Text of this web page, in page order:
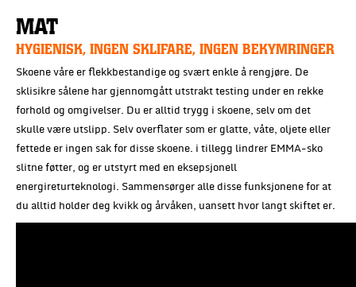
MAT
HYGIENISK, INGEN SKLIFARE, INGEN BEKYMRINGER
Skoene våre er flekkbestandige og svært enkle å rengjøre. De
sklisikre sålene har gjennomgått utstrakt testing under en rekke
forhold og omgivelser. Du er alltid trygg i skoene, selv om det
skulle være utslipp. Selv overflater som er glatte, våte, oljete eller
fettede er ingen sak for disse skoene. i tillegg lindrer EMMA-sko
slitne føtter, og er utstyrt med en eksepsjonell
energireturteknologi. Sammensørger alle disse funksjonene for at
du alltid holder deg kvikk og årvåken, uansett hvor langt skiftet er.